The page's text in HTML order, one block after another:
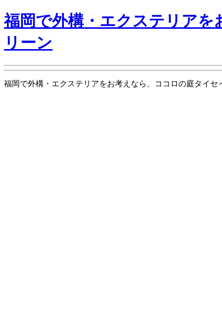
福岡で外構・エクステリア
リーン
福岡で外構・エクステリアをお考えなら、ココロの庭タイセ